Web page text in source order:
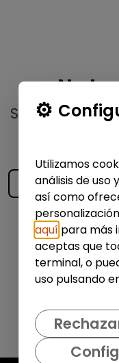
No te
Suscríbete a
Utilizamos
análisis de uso
así como
aquí para más
aceptas que
terminal, o
uso pulsando